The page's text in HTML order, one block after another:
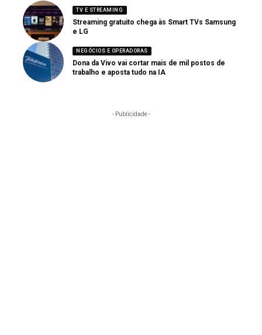
TV E STREAMING
Streaming gratuito chega às Smart TVs Samsung
e LG
NEGÓCIOS E OPERADORAS
Dona da Vivo vai cortar mais de mil postos de
trabalho e aposta tudo na IA
- Publicidade -